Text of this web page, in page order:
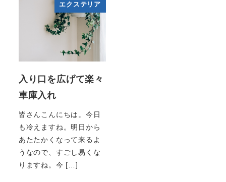
エクステリア
入り口を広げて楽々
車庫入れ
皆さんこんにちは。今日
も冷えますね。明日から
あたたかくなって来るよ
うなので、すごし易くな
りますね。今 […]